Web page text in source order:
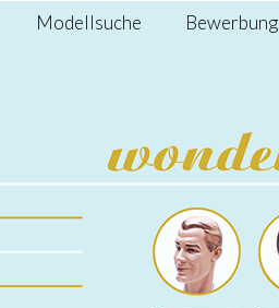
Modellsuche Bewerbung